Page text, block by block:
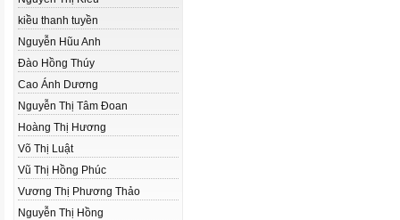
kiều thanh tuyền
Nguyễn Hũu Anh
Đào Hồng Thúy
Cao Ánh Dương
Nguyễn Thị Tâm Đoan
Hoàng Thị Hương
Võ Thị Luật
Vũ Thị Hồng Phúc
Vương Thị Phương Thảo
Nguyễn Thị Hồng